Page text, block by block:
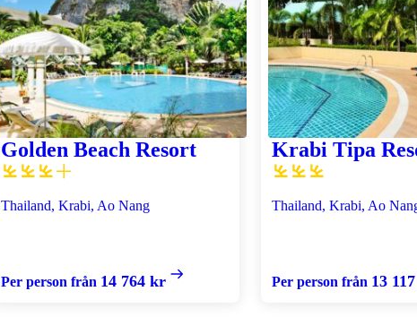
Golden Beach Resort
Thailand, Krabi, Ao Nang
Per person från 14 764 kr
Krabi Tipa
Thailand, Krabi, Ao
Per person från 13